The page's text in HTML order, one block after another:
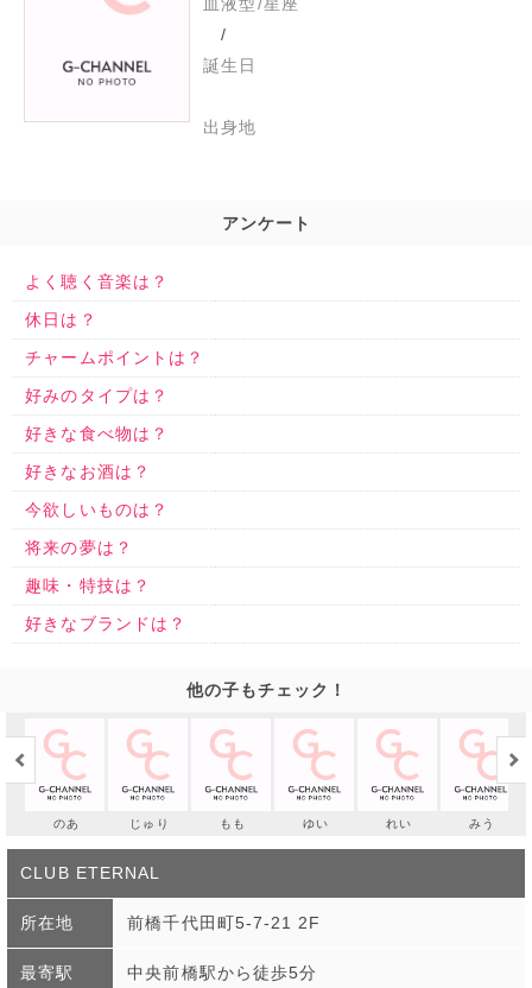
/
誕生日
出身地
アンケート
よく聴く音楽は？
休日は？
チャームポイントは？
好みのタイプは？
好きな食べ物は？
好きなお酒は？
今欲しいものは？
将来の夢は？
趣味・特技は？
好きなブランドは？
他の子もチェック！
のあ じゅり もも ゆい れい みう
CLUB ETERNAL
所在地 前橋千代田町5-7-21 2F
最寄駅 中央前橋駅から徒歩5分